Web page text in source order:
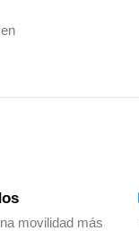
movilidad más